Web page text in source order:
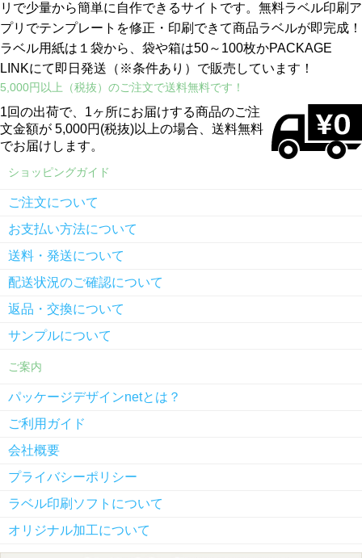
リで少量から簡単に自作できるサイトです。無料ラベル印刷ア
プリでテンプレートを修正・印刷できて商品ラベルが即完成！
ラベル用紙は１袋から、袋や箱は50～100枚かPACKAGE
LINKにて即日発送 （※条件あり） で販売しています！
5,000円以上（税抜）のご注文で送料無料です！
1回の出荷で、1ヶ所にお届けする商品のご注
文金額が 5,000円(税抜)以上の場合、送料無料
でお届けします。
ショッピングガイド
ご注文について
お支払い方法について
送料・発送について
配送状況のご確認について
返品・交換について
サンプルについて
ご案内
パッケージデザインnetとは？
ご利用ガイド
会社概要
プライバシーポリシー
ラベル印刷ソフトについて
オリジナル加工について